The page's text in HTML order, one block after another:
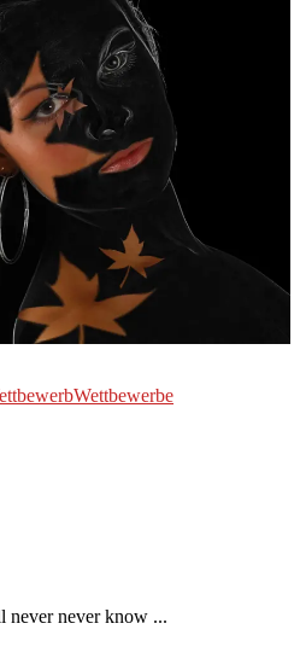
Wettbewerbe
never never know ...